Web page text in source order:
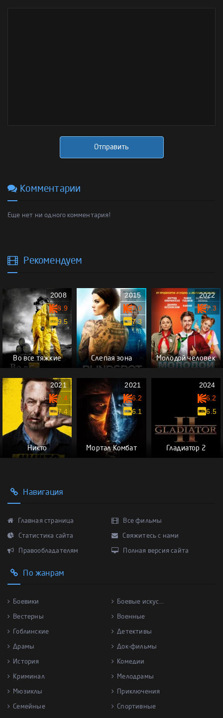
Отправить
Комментарии
Еще нет ни одного комментария!
Рекомендуем
Во все тяжкие
2008
8.9
9.5
Слепая зона
2015
7.0
7.3
Молодой человек
2022
7.3
Никто
2021
7.4
7.4
Мортал Комбат
2021
6.2
6.1
Гладиатор 2
2024
6.2
6.5
Навигация
Главная страница Все фильмы
Статистика сайта Свяжитесь с нами
Правообладателям Полная версия сайта
По жанрам
Боевики Боевые искус...
Вестерны Военные
Гоблинские Детективы
Драмы Док-фильмы
История Комедии
Криминал Мелодрамы
Мюзиклы Приключения
Семейные Спортивные